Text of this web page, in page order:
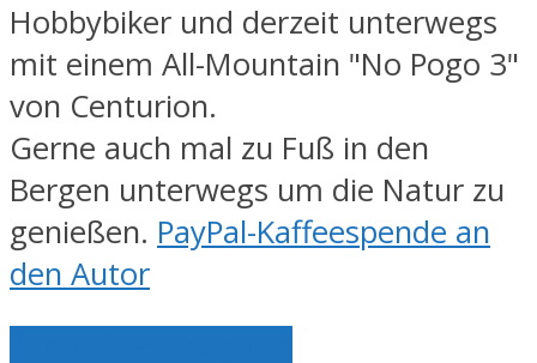
Hobbybiker und derzeit unterwegs
mit einem All-Mountain "No Pogo 3"
von Centurion.
Gerne auch mal zu Fuß in den
Bergen unterwegs um die Natur zu
genießen. PayPal-Kaffeespende an
den Autor